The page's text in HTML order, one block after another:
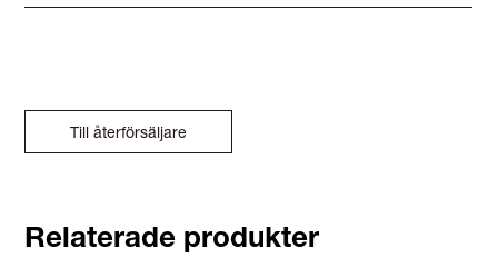
Till återförsäljare
Relaterade produkter